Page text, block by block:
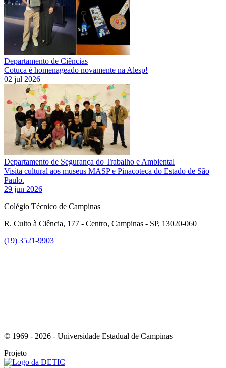
Departamento de Ciências
Cotuca é homenageado novamente na Alesp!
02 jul 2026
Departamento de Segurança do Trabalho e Ambiental
Visita cultural aos museus MASP e Pinacoteca do Estado de São
Paulo.
29 jun 2026
Colégio Técnico de Campinas
R. Culto à Ciência, 177 - Centro, Campinas - SP, 13020-060
(19) 3521-9903
© 1969 - 2026 - Universidade Estadual de Campinas
Projeto